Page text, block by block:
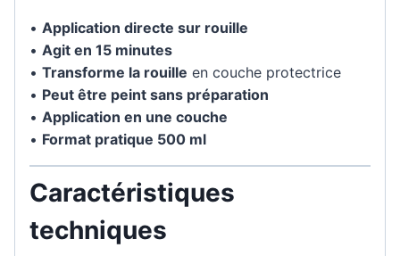
• Application directe sur rouille
• Agit en 15 minutes
• Transforme la rouille en couche protectrice
• Peut être peint sans préparation
• Application en une couche
• Format pratique 500 ml
Caractéristiques
techniques